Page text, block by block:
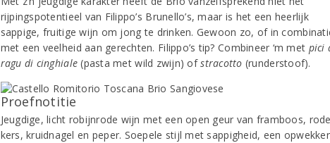
rijpingspotentieel van Filippo’s Brunello’s, maar is het een heerlijk
sappige, fruitige wijn om jong te drinken. Gewoon zo, of in
met een veelheid aan gerechten. Filippo’s tip? Combineer ‘m met pici
ragu di cinghiale (pasta met wild zwijn) ofstracotto (runderstoof).
Proefnotitie
Jeugdige, licht robijnrode wijn met een open geur van framboos, rode
kers, kruidnagel en peper. Soepele stijl met sappigheid, een